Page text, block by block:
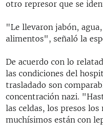
otro represor que se
"Le llevaron jabón,
alimentos", señaló la
De acuerdo con lo
las condiciones del
trasladado son
concentración nazi.
las celdas, los presos
muchísimos están con